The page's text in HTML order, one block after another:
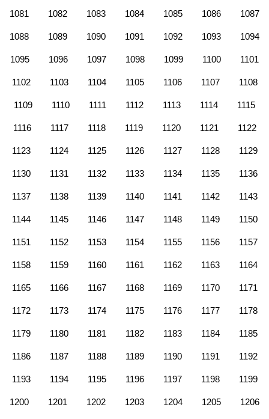
1081 1082 1083 1084 1085 1086 1087
1088 1089 1090 1091 1092 1093 1094
1095 1096 1097 1098 1099 1100 1101
1102 1103 1104 1105 1106 1107 1108
1109 1110 1111 1112 1113 1114 1115
1116 1117 1118 1119 1120 1121 1122
1123 1124 1125 1126 1127 1128 1129
1130 1131 1132 1133 1134 1135 1136
1137 1138 1139 1140 1141 1142 1143
1144 1145 1146 1147 1148 1149 1150
1151 1152 1153 1154 1155 1156 1157
1158 1159 1160 1161 1162 1163 1164
1165 1166 1167 1168 1169 1170 1171
1172 1173 1174 1175 1176 1177 1178
1179 1180 1181 1182 1183 1184 1185
1186 1187 1188 1189 1190 1191 1192
1193 1194 1195 1196 1197 1198 1199
1200 1201 1202 1203 1204 1205 1206